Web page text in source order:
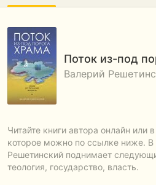
Поток из-под
Валерий
Читайте книги автора онлайн или
которое можно по ссылке ниже. В
Решетинский поднимает
теология, государство, власть.